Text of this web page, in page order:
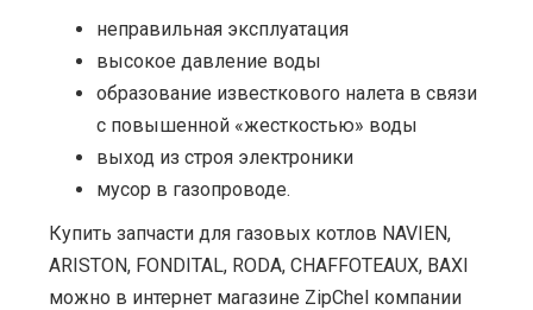
неправильная эксплуатация
высокое давление воды
образование известкового налета в связи
с повышенной «жесткостью» воды
выход из строя электроники
мусор в газопроводе.
Купить запчасти для газовых котлов NAVIEN,
ARISTON, FONDITAL, RODA, CHAFFOTEAUX, BAXI
можно в интернет магазине ZipChel компании